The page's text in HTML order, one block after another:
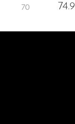
74.9